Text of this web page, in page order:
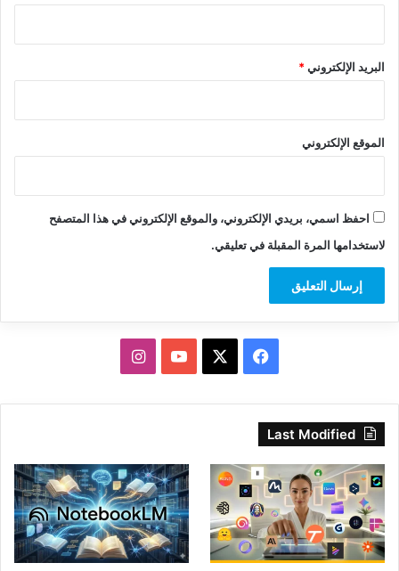
البريد الإلكتروني*
الموقع الإلكتروني
احفظ اسمي، بريدي الإلكتروني، والموقع الإلكتروني في هذا المتصفح
لاستخدامها المرة المقبلة في تعليقي.
فيسبوك ‫YouTubeانستقرام
Last Modified